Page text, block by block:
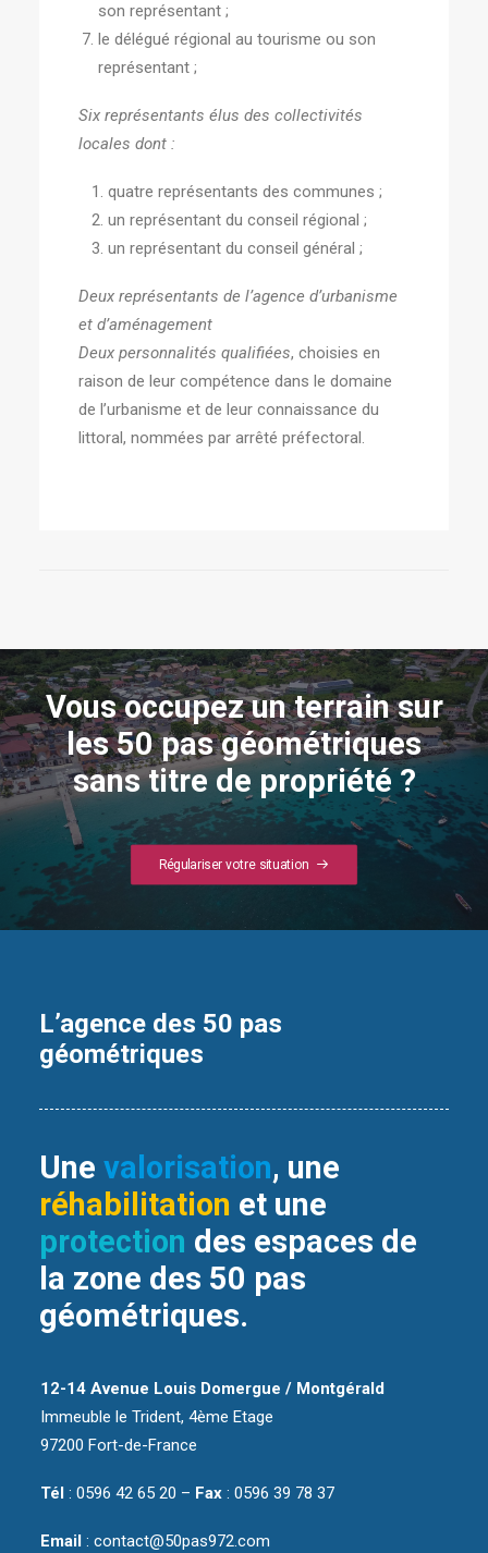
son représentant ;
le délégué régional au tourisme ou son
représentant ;
Six représentants élus des collectivités
locales dont :
quatre représentants des communes ;
un représentant du conseil régional ;
un représentant du conseil général ;
Deux représentants de l’agence d’urbanisme
et d’aménagement
Deux personnalités qualifiées, choisies en
raison de leur compétence dans le domaine
de l’urbanisme et de leur connaissance du
littoral, nommées par arrêté préfectoral.
Vous occupez un terrain sur
les 50 pas géométriques
sans titre de propriété ?
Régulariser votre situation
L’agence des 50 pas
géométriques
Une valorisation, une
réhabilitation et une
protection des espaces de
la zone des 50 pas
géométriques.
12-14 Avenue Louis Domergue / Montgérald
Immeuble le Trident, 4ème Etage
97200 Fort-de-France
Tél : 0596 42 65 20 – Fax : 0596 39 78 37
Email : contact@50pas972.com